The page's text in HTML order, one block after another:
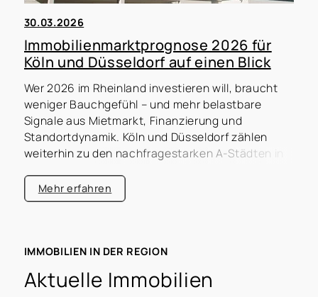
30.03.2026
Immobilienmarktprognose 2026 für
Köln und Düsseldorf auf einen Blick
Wer 2026 im Rheinland investieren will, braucht
weniger Bauchgefühl – und mehr belastbare
Signale aus Mietmarkt, Finanzierung und
Standortdynamik. Köln und Düsseldorf zählen
weiterhin zu den nachfragestarken A-Städten in
nach Mikrolage, Objektqualität und
Vermietbarkeit. Diese Immobilienmarktprognose
Kapitalanlagen schnell einordnen können.
Mehr erfahren
IMMOBILIEN IN DER REGION
Aktuelle Immobilien